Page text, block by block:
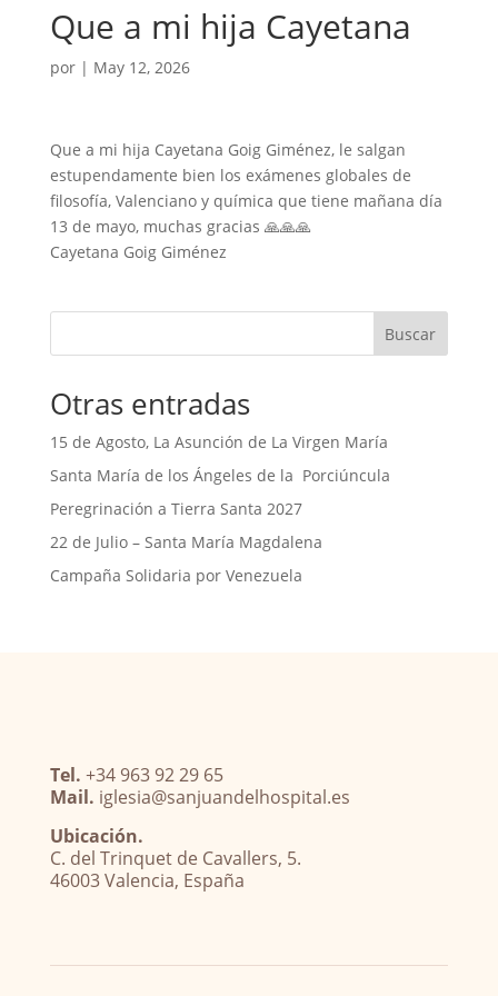
Que a mi hija Cayetana
por | May 12, 2026
Que a mi hija Cayetana Goig Giménez, le salgan
estupendamente bien los exámenes globales de
filosofía, Valenciano y química que tiene mañana día
13 de mayo, muchas gracias 🙏🙏🙏
Cayetana Goig Giménez
Buscar
Otras entradas
15 de Agosto, La Asunción de La Virgen María
Santa María de los Ángeles de la Porciúncula
Peregrinación a Tierra Santa 2027
22 de Julio – Santa María Magdalena
Campaña Solidaria por Venezuela
Tel. +34 963 92 29 65
Mail. iglesia@sanjuandelhospital.es
Ubicación.
C. del Trinquet de Cavallers, 5.
46003 Valencia, España